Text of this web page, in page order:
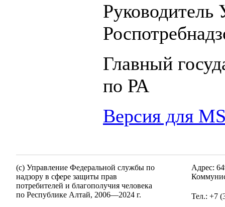
Руководитель
Главный
по РА
Версия для
(c) Управление Федеральной службы по
надзору в сфере защиты прав
потребителей и благополучия человека
по Республике Алтай, 2006—2024 г.
Адрес:
Тел.: +7